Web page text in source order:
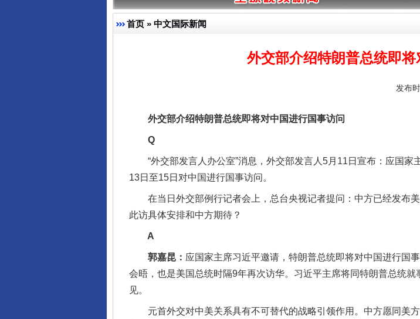
首页 » 中文国际新闻
外交部介绍特朗普总统即
发布
外交部介绍特朗普总统即将对中国进行国事访问
Q
“外交部发言人办公室”消息，外交部发言人5月11日宣布：应国家
13日至15日对中国进行国事访问。
在当日外交部例行记者会上，总台央视记者提问：中方已经发布
此访具体安排和中方期待？
A
郭嘉昆： 应国家主席习近平邀请，特朗普总统即将对中国进行国
会晤，也是美国总统时隔9年再次访华。习近平主席将同特朗普总统
见。
元首外交对中美关系具有不可替代的战略引领作用。中方愿同美